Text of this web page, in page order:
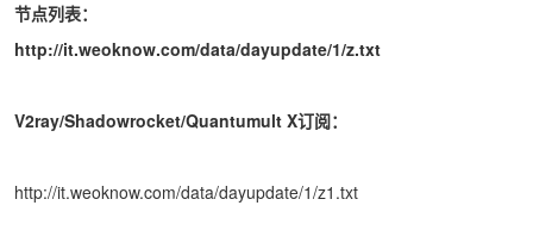
节点列表：
http://it.weoknow.com/data/dayupdate/1/z.txt
V2ray/Shadowrocket/Quantumult X订阅：
http://it.weoknow.com/data/dayupdate/1/z1.txt